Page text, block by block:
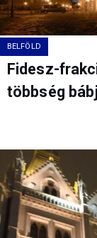
BELFÖLD
Fidesz-
többség